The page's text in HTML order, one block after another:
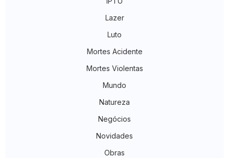
Lazer
Luto
Mortes Acidente
Mortes Violentas
Mundo
Natureza
Negócios
Novidades
Obras